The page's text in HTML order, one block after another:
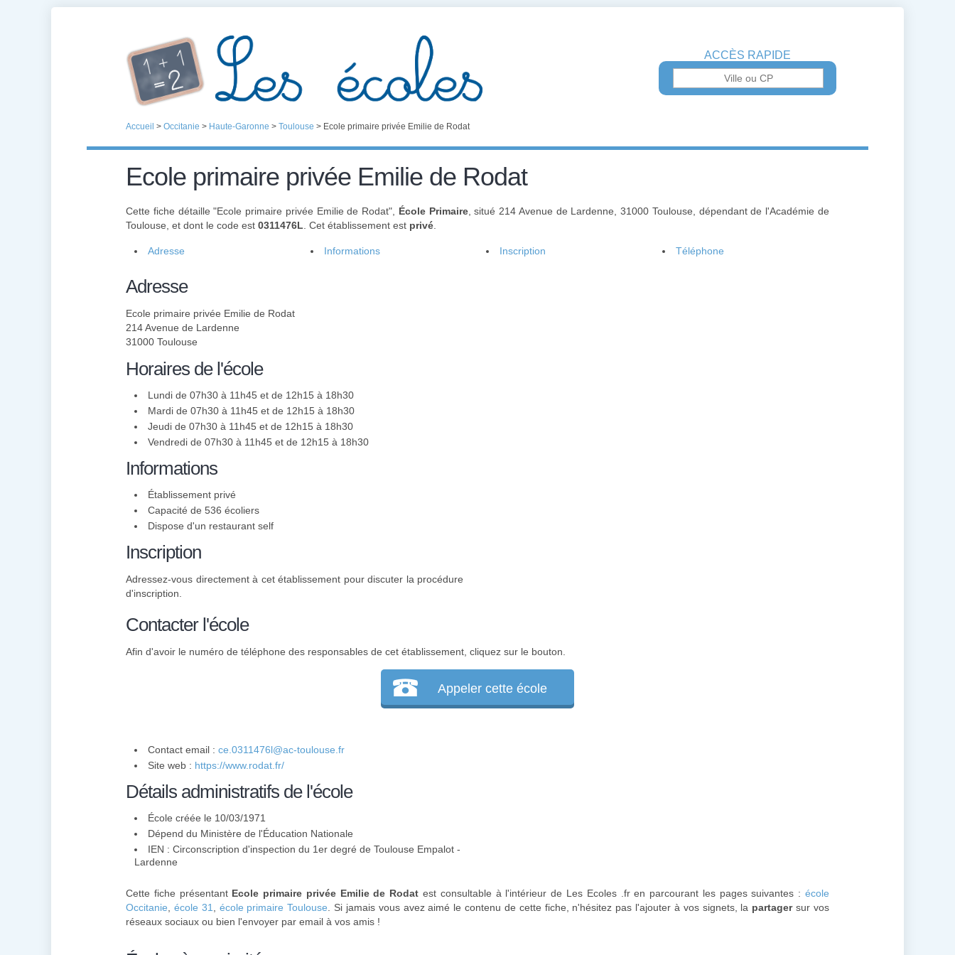
ACCÈS RAPIDE
Accueil > Occitanie > Haute-Garonne > Toulouse > Ecole primaire privée Emilie de Rodat
Ecole primaire privée Emilie de Rodat
Cette fiche détaille "Ecole primaire privée Emilie de Rodat", École Primaire, situé 214 Avenue de Lardenne, 31000 Toulouse, dépendant de l'Académie de
Toulouse, et dont le code est 0311476L . Cet établissement est privé
Adresse Informations Inscription Téléphone
Adresse
Ecole primaire privée Emilie de Rodat
214 Avenue de Lardenne
31000 Toulouse
Horaires de l'école
Lundi de 07h30 à 11h45 et de 12h15 à 18h30
Mardi de 07h30 à 11h45 et de 12h15 à 18h30
Jeudi de 07h30 à 11h45 et de 12h15 à 18h30
Vendredi de 07h30 à 11h45 et de 12h15 à 18h30
Informations
Établissement privé
Capacité de 536 écoliers
Dispose d'un restaurant self
Inscription
Adressez-vous directement à cet établissement pour discuter la procédure
d'inscription.
Contacter l'école
Afin d'avoir le numéro de téléphone des responsables de cet établissement, cliquez sur le bouton.
Appeler cette école
Contact email : ce.0311476l@ac-toulouse.fr
Site web : https://www.rodat.fr/
Détails administratifs de l'école
École créée le 10/03/1971
Dépend du Ministère de l'Éducation Nationale
IEN : Circonscription d'inspection du 1er degré de Toulouse Empalot -
Lardenne
Cette fiche présentant Ecole primaire privée Emilie de Rodat est consultable à l'intérieur de Les Ecoles .fr en parcourant les pages suivantes :école
Occitanie
école 31 école primaire Toulouse . Si jamais vous avez aimé le contenu de cette fiche, n'hésitez pas l'ajouter à vos signets, la partagersur vos
réseaux sociaux ou bien l'envoyer par email à vos amis !